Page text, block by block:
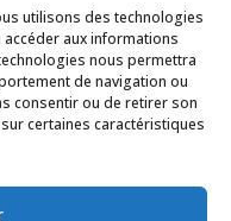
utilisons des technologies
aux informations
nous permettra
de navigation ou
consentir ou de retirer son
certaines caractéristiques